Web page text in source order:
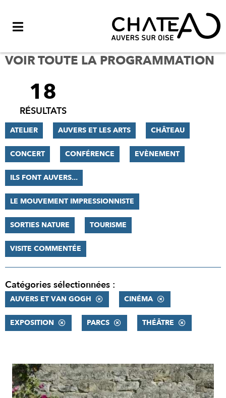
VOIR TOUTE LA PROGRAMMATION
FILTRER
RÉSULTATS
18
RÉSULTATS
ATELIER AUVERS ET LES ARTS CHÂTEAU
CONCERT CONFÉRENCE EVÈNEMENT
ILS FONT AUVERS...
LE MOUVEMENT IMPRESSIONNISTE
SORTIES NATURE TOURISME
VISITE COMMENTÉE
Catégories sélectionnées :
AUVERS ET VAN GOGH CINÉMA
EXPOSITION PARCS THÉÂTRE
RÉSULTATS